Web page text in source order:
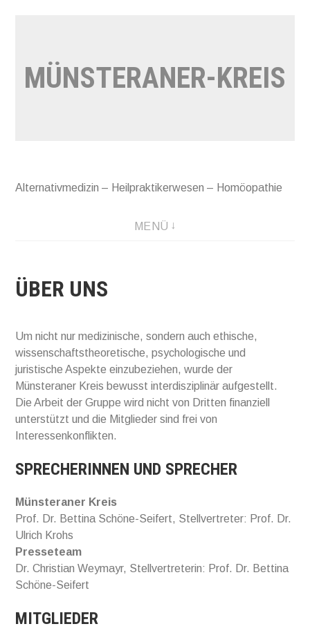
MÜNSTERANER-KREIS
Alternativmedizin – Heilpraktikerwesen – Homöopathie
MENÜ
ÜBER UNS
Um nicht nur medizinische, sondern auch ethische,
wissenschaftstheoretische, psychologische und
juristische Aspekte einzubeziehen, wurde der
Münsteraner Kreis bewusst interdisziplinär aufgestellt.
Die Arbeit der Gruppe wird nicht von Dritten finanziell
unterstützt und die Mitglieder sind frei von
Interessenkonflikten.
SPRECHERINNEN UND SPRECHER
Münsteraner Kreis
Prof. Dr. Bettina Schöne-Seifert, Stellvertreter: Prof. Dr.
Ulrich Krohs
Presseteam
Dr. Christian Weymayr, Stellvertreterin: Prof. Dr. Bettina
Schöne-Seifert
MITGLIEDER